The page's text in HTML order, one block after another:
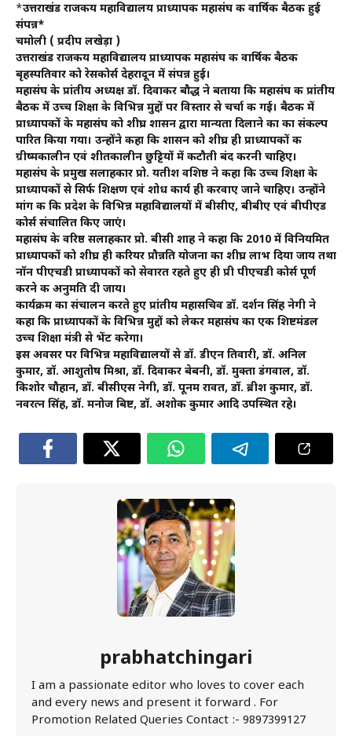
*उत्तराखंड राजकीय महाविद्यालय प्राध्यापक महासंघ की वार्षिक बैठक हुई
संपन्न*
चमोली ( प्रदीप लखेड़ा )
उत्तराखंड राजकीय महाविद्यालय प्राध्यापक महासंघ की वार्षिक बैठक
बृहस्पतिवार को रेसकोर्स देहरादून में संपन्न हुई।
महासंघ के प्रांतीय अध्यक्ष डॉ. दिवाकर बौद्ध ने बताया कि महासंघ की प्रांतीय
बैठक में उच्च शिक्षा के विभिन्न मुद्दों पर विस्तार से चर्चा की गई। बैठक में
प्राध्यापकों के महासंघ को शीघ्र शासन द्वारा मान्यता दिलाने का का संकल्प
पारित किया गया। उन्होंने कहा कि शासन को शीघ्र ही प्राध्यापकों की
ग्रीष्मकालीन एवं शीतकालीन छुट्टियों में कटौती बंद करनी चाहिए।
महासंघ के प्रमुख सलाहकार प्रो. यतीश वशिष्ठ ने कहा कि उच्च शिक्षा के
प्राध्यापकों से सिर्फ शिक्षण एवं शोध कार्य ही करवाए जाने चाहिए। उन्होंने
मांग की कि प्रदेश के विभिन्न महाविद्यालयों में बीसीए, बीबीए एवं बीपीएड
कोर्स संचालित किए जाएं।
महासंघ के वरिष्ठ सलाहकार प्रो. बीसी शाह ने कहा कि 2010 में विनियमित
प्राध्यापकों को शीघ्र ही करियर प्रौन्नति योजना का शीघ्र लाभ दिया जाय तथा
नॉन पीएचडी प्राध्यापकों को सेवारत रहते हुए ही प्री पीएचडी कोर्स पूर्ण
करने की अनुमति दी जाय।
कार्यक्रम का संचालन करते हुए प्रांतीय महासचिव डॉ. दर्शन सिंह नेगी ने
कहा कि प्राध्यापकों के विभिन्न मुद्दों को लेकर महासंघ का एक शिष्टमंडल
उच्च शिक्षा मंत्री से भेंट करेगा।
इस अवसर पर विभिन्न महाविद्यालयों से डॉ. डीएन तिवारी, डॉ. अनिल
कुमार, डॉ. आशुतोष मिश्रा, डॉ. दिवाकर बेबनी, डॉ. मुक्ता डंगवाल, डॉ.
किशोर चौहान, डॉ. बीसीएस नेगी, डॉ. पूनम रावत, डॉ. ब्रीश कुमार, डॉ.
नवरत्न सिंह, डॉ. मनोज बिष्ट, डॉ. अशोक कुमार आदि उपस्थित रहे।
prabhatchingari
I am a passionate editor who loves to cover each
and every news and present it forward . For
Promotion Related Queries Contact :- 9897399127